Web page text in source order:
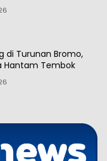
di Turunan Bromo,
Hantam Tembok